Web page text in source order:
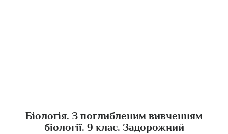
Біологія. З поглибленим вивченням
біології. 9 клас. Задорожний